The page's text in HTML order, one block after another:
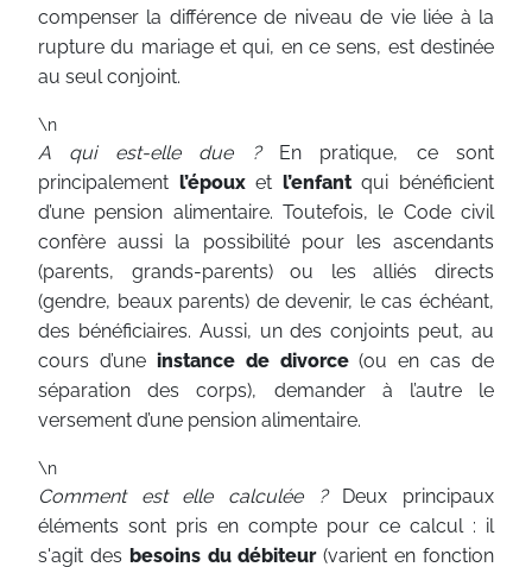
compenser la différence de niveau de vie liée à la
rupture du mariage et qui, en ce sens, est destinée
au seul conjoint.
\n
A qui est-elle due ? En pratique, ce sont
principalement l’épouxet l’enfantqui bénéficient
d’une pension alimentaire. Toutefois, le Code civil
confère aussi la possibilité pour les ascendants
(parents, grands-parents) ou les alliés directs
(gendre, beaux parents) de devenir, le cas échéant,
des bénéficiaires. Aussi, un des conjoints peut, au
cours d’une instance de divorce(ou en cas de
séparation des corps), demander à l’autre le
versement d’une pension alimentaire.
\n
Comment est elle calculée ?Deux principaux
éléments sont pris en compte pour ce calcul : il
s'agit des besoins du débiteur(varient en fonction